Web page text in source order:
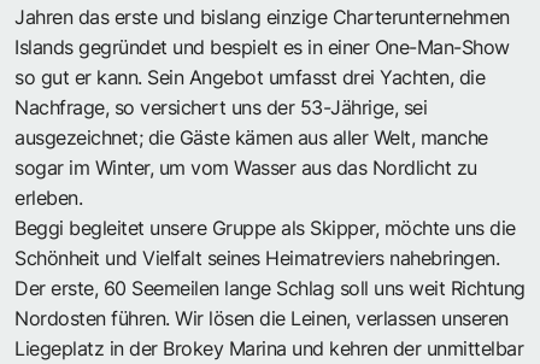
Jahren das erste und bislang einzige Charterunternehmen
Islands gegründet und bespielt es in einer One-Man-Show
so gut er kann. Sein Angebot umfasst drei Yachten, die
Nachfrage, so versichert uns der 53-Jährige, sei
ausgezeichnet; die Gäste kämen aus aller Welt, manche
sogar im Winter, um vom Wasser aus das Nordlicht zu
erleben.
Beggi begleitet unsere Gruppe als Skipper, möchte uns die
Schönheit und Vielfalt seines Heimatreviers nahebringen.
Der erste, 60 Seemeilen lange Schlag soll uns weit Richtung
Nordosten führen. Wir lösen die Leinen, verlassen unseren
Liegeplatz in der Brokey Marina und kehren der unmittelbar